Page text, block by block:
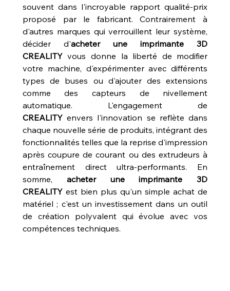
souvent dans l'incroyable rapport qualité-prix
proposé par le fabricant. Contrairement à
d'autres marques qui verrouillent leur système,
décider d'acheter une imprimante 3D
CREALITY vous donne la liberté de modifier
votre machine, d'expérimenter avec différents
types de buses ou d'ajouter des extensions
comme des capteurs de nivellement
CREALITY envers l'innovation se reflète dans
chaque nouvelle série de produits, intégrant des
fonctionnalités telles que la reprise d'impression
après coupure de courant ou des extrudeurs à
entraînement direct ultra-performants. En
somme, acheter une imprimante 3D
CREALITY est bien plus qu'un simple achat de
matériel ; c'est un investissement dans un outil
de création polyvalent qui évolue avec vos
compétences techniques.